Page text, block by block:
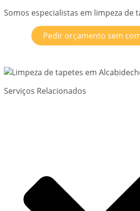
Somos especialistas em limpeza de
Pedir orçamento sem
Serviços Relacionados